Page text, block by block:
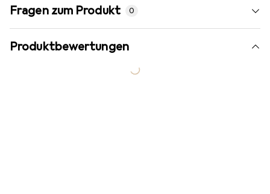
Fragen zum Produkt 0
Produktbewertungen